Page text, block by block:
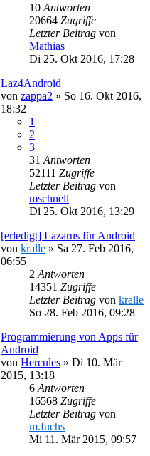
10 Antworten
20664 Zugriffe
Letzter Beitrag von
Mathias
Di 25. Okt 2016, 17:28
Laz4Android
von zappa2 » So 16. Okt 2016,
18:32
1
2
3
31 Antworten
52111 Zugriffe
Letzter Beitrag von
mschnell
Di 25. Okt 2016, 13:29
[erledigt] Lazarus für Android
von kralle » Sa 27. Feb 2016,
06:55
2 Antworten
14351 Zugriffe
Letzter Beitrag von kralle
So 28. Feb 2016, 09:28
Programmierung von Apps für
Android
von Hercules » Di 10. Mär
2015, 13:18
6 Antworten
16568 Zugriffe
Letzter Beitrag von
m.fuchs
Mi 11. Mär 2015, 09:57